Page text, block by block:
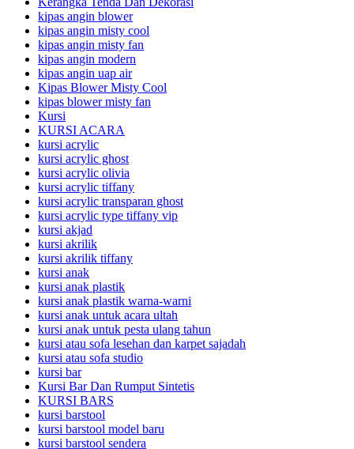
kipas angin blower
kipas angin misty cool
kipas angin misty fan
kipas angin modern
kipas angin uap air
Kipas Blower Misty Cool
kipas blower misty fan
Kursi
KURSI ACARA
kursi acrylic
kursi acrylic ghost
kursi acrylic olivia
kursi acrylic tiffany
kursi acrylic transparan ghost
kursi acrylic type tiffany vip
kursi akjad
kursi akrilik
kursi akrilik tiffany
kursi anak
kursi anak plastik
kursi anak plastik warna-warni
kursi anak untuk acara ultah
kursi anak untuk pesta ulang tahun
kursi atau sofa lesehan dan karpet sajadah
kursi atau sofa studio
kursi bar
Kursi Bar Dan Rumput Sintetis
KURSI BARS
kursi barstool
kursi barstool model baru
kursi barstool sendera